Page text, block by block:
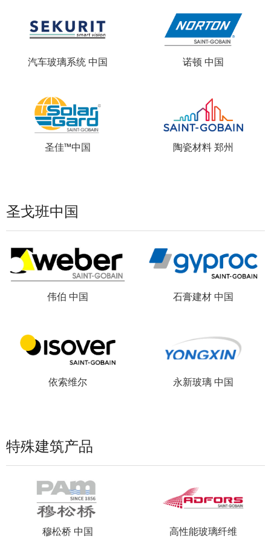
汽车玻璃系统 中国 诺顿 中国
圣佳™中国 陶瓷材料 郑州
圣戈班中国
伟伯 中国 石膏建材 中国
依索维尔 永新玻璃 中国
特殊建筑产品
穆松桥 中国 高性能玻璃纤维